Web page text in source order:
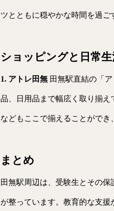
ツとともに穏やかな時間を過ご
ショッピングと日常
1. アトレ田無 田無駅直結の「
品、日用品まで幅庅く取り揃
などもここで揃えることができ
まとめ
田無駅周辺は、受験生とその
が整っています。教育的な支